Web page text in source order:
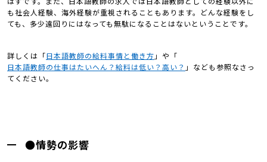
も社会人経験、海外経験が重視されることもあります。どんな経験をし
ても、多少遠回りにはなっても無駄になることはないということです。
詳しくは「日本語教師の給料事情と働き方 」や「
日本語教師の仕事はたいへん？給料は低い？高い？ 」なども参照なさっ
てください。
●情勢の影響